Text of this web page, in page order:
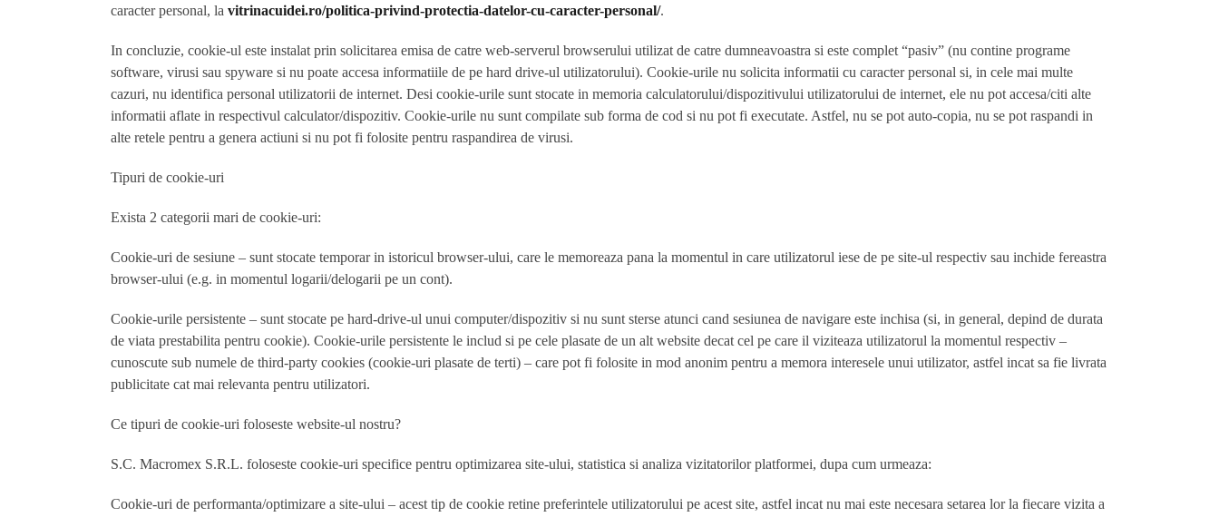
caracter personal, la vitrinacuidei.ro/politica-privind-protectia-datelor-cu-caracter-personal/.
In concluzie, cookie-ul este instalat prin solicitarea emisa de catre web-serverul browserului utilizat de catre dumneavoastra si este complet “pasiv” (nu contine programe
software, virusi sau spyware si nu poate accesa informatiile de pe hard drive-ul utilizatorului). Cookie-urile nu solicita informatii cu caracter personal si, in cele mai multe
cazuri, nu identifica personal utilizatorii de internet. Desi cookie-urile sunt stocate in memoria calculatorului/dispozitivului utilizatorului de internet, ele nu pot accesa/citi alte
informatii aflate in respectivul calculator/dispozitiv. Cookie-urile nu sunt compilate sub forma de cod si nu pot fi executate. Astfel, nu se pot auto-copia, nu se pot raspandi in
alte retele pentru a genera actiuni si nu pot fi folosite pentru raspandirea de virusi.
Tipuri de cookie-uri
Exista 2 categorii mari de cookie-uri:
Cookie-uri de sesiune – sunt stocate temporar in istoricul browser-ului, care le memoreaza pana la momentul in care utilizatorul iese de pe site-ul respectiv sau inchide fereastra
browser-ului (e.g. in momentul logarii/delogarii pe un cont).
Cookie-urile persistente – sunt stocate pe hard-drive-ul unui computer/dispozitiv si nu sunt sterse atunci cand sesiunea de navigare este inchisa (si, in general, depind de durata
de viata prestabilita pentru cookie). Cookie-urile persistente le includ si pe cele plasate de un alt website decat cel pe care il viziteaza utilizatorul la momentul respectiv –
cunoscute sub numele de third-party cookies (cookie-uri plasate de terti) – care pot fi folosite in mod anonim pentru a memora interesele unui utilizator, astfel incat sa fie livrata
publicitate cat mai relevanta pentru utilizatori.
Ce tipuri de cookie-uri foloseste website-ul nostru?
S.C. Macromex S.R.L. foloseste cookie-uri specifice pentru optimizarea site-ului, statistica si analiza vizitatorilor platformei, dupa cum urmeaza:
Cookie-uri de performanta/optimizare a site-ului – acest tip de cookie retine preferintele utilizatorului pe acest site, astfel incat nu mai este necesara setarea lor la fiecare vizita a